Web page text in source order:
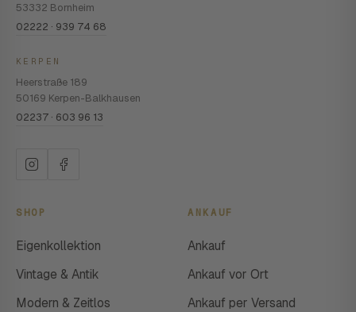
53332 Bornheim
02222 · 939 74 68
KERPEN
Heerstraße 189
50169 Kerpen-Balkhausen
02237 · 603 96 13
SHOP
Eigenkollektion
Vintage & Antik
Modern & Zeitlos
ANKAUF
Ankauf
Ankauf vor Ort
Ankauf per Versand